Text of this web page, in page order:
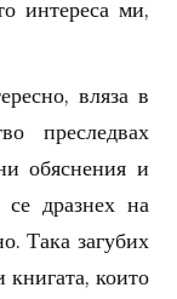
интереса ми,
вляза в
преследвах
обяснения и
дразнех на
Така загубих
книгата, които